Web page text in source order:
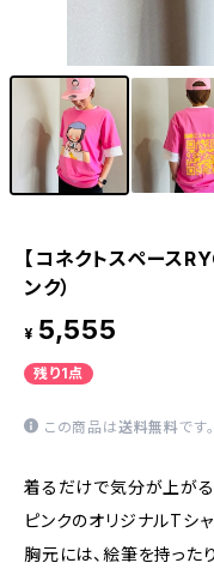
【コネクトスペース
ンク）
¥ 5,555
残り1点
この商品は送料無料です。
着るだけで気分が上がる
ピンクのオリジナルTシャ
胸元には、絵筆を持った